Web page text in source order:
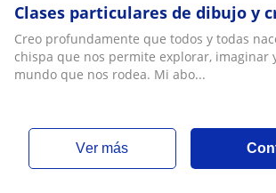
Clases particulares de dibujo y
Creo profundamente que todos y todas
chispa que nos permite explorar, imaginar
mundo que nos rodea. Mi abo...
ver más